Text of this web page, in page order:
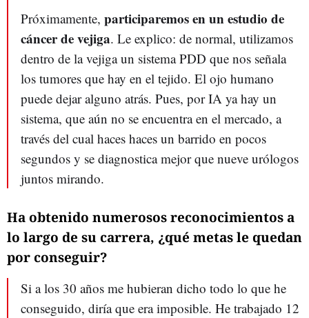
Próximamente, participaremos en un estudio de
cáncer de vejiga. Le explico: de normal, utilizamos
dentro de la vejiga un sistema PDD que nos señala
los tumores que hay en el tejido. El ojo humano
puede dejar alguno atrás. Pues, por IA ya hay un
sistema, que aún no se encuentra en el mercado, a
través del cual haces haces un barrido en pocos
segundos y se diagnostica mejor que nueve urólogos
juntos mirando.
Ha obtenido numerosos reconocimientos a
lo largo de su carrera, ¿qué metas le quedan
por conseguir?
Si a los 30 años me hubieran dicho todo lo que he
conseguido, diría que era imposible. He trabajado 12